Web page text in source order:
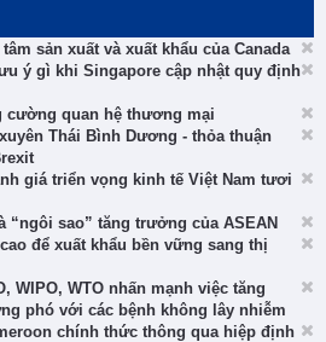
sản xuất và xuất khẩu của Canada
ý gì khi Singapore cập nhật quy định
cường quan hệ thương mại
Thái Bình Dương - thỏa thuận
giá triển vọng kinh tế Việt Nam tươi
“ngôi sao” tăng trưởng của ASEAN
để xuất khẩu bền vững sang thị
WIPO, WTO nhấn mạnh việc tăng
phó với các bệnh không lây nhiễm
chính thức thông qua hiệp định